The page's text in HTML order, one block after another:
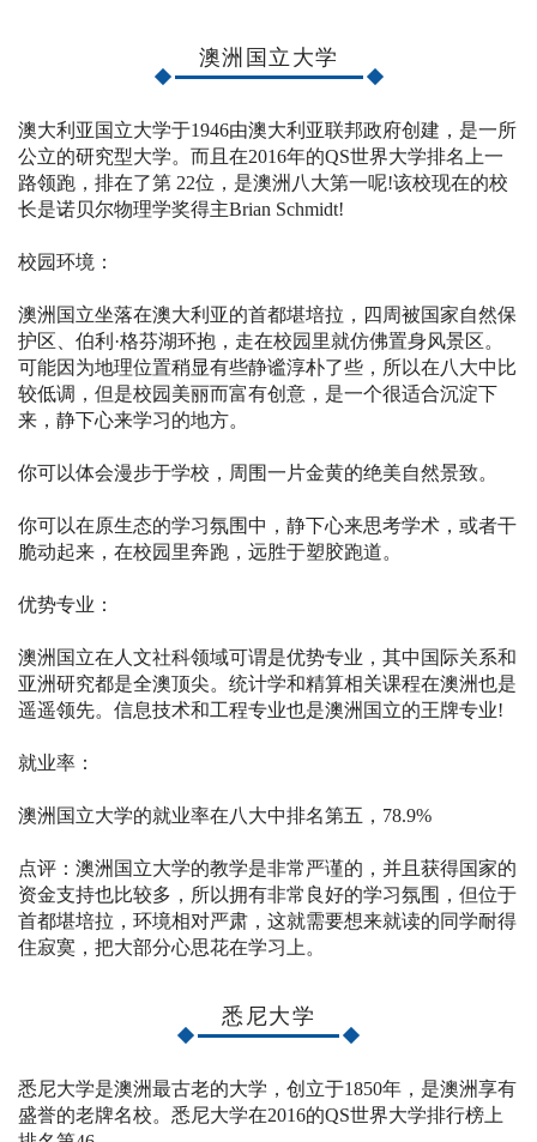
澳洲国立大学
澳大利亚国立大学于1946由澳大利亚联邦政府创建，是一所
公立的研究型大学。而且在2016年的QS世界大学排名上一
路领跑，排在了第 22位，是澳洲八大第一呢!该校现在的校
长是诺贝尔物理学奖得主Brian Schmidt!
校园环境：
澳洲国立坐落在澳大利亚的首都堪培拉，四周被国家自然保
护区、伯利·格芬湖环抱，走在校园里就仿佛置身风景区。
可能因为地理位置稍显有些静谧淳朴了些，所以在八大中比
较低调，但是校园美丽而富有创意，是一个很适合沉淀下
来，静下心来学习的地方。
你可以体会漫步于学校，周围一片金黄的绝美自然景致。
你可以在原生态的学习氛围中，静下心来思考学术，或者干
脆动起来，在校园里奔跑，远胜于塑胶跑道。
优势专业：
澳洲国立在人文社科领域可谓是优势专业，其中国际关系和
亚洲研究都是全澳顶尖。统计学和精算相关课程在澳洲也是
遥遥领先。信息技术和工程专业也是澳洲国立的王牌专业!
就业率：
澳洲国立大学的就业率在八大中排名第五，78.9%
点评：澳洲国立大学的教学是非常严谨的，并且获得国家的
资金支持也比较多，所以拥有非常良好的学习氛围，但位于
首都堪培拉，环境相对严肃，这就需要想来就读的同学耐得
住寂寞，把大部分心思花在学习上。
悉尼大学
悉尼大学是澳洲最古老的大学，创立于1850年，是澳洲享有
盛誉的老牌名校。悉尼大学在2016的QS世界大学排行榜上